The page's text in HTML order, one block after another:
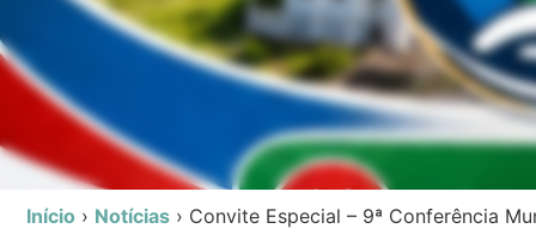
Início › Notícias › Convite Especial – 9ª Conferência